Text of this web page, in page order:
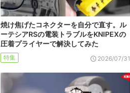
焼け焦げたコネクターを自分で直す。ル
ーテシアRSの電装トラブルをKNIPEXの
圧着プライヤーで解決してみた
特集 2026/07/31